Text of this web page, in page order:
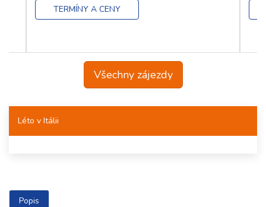
Léto v Itálii
TERMÍNY A CENY
Všechny zájezdy
Popis